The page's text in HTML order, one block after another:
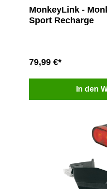
MonkeyLink -
Sport Recharge
79,99 €*
In den